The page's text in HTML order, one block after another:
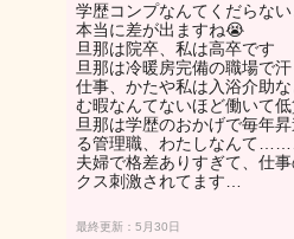
学歴コンプなんてくだらな
本当に差が出ますね😭
旦那は院卒、私は高卒です
旦那は冷暖房完備の職場で
仕事、かたや私は入浴介助
む暇なんてないほど働いて
旦那は学歴のおかげで毎年
る管理職、わたしなんて
夫婦で格差ありすぎて、仕
クス刺激されてます…
最終更新：5月30日